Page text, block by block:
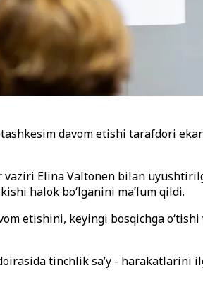
davom etishi tarafdori
Elina Valtonen bilan
halok bo‘lganini ma’lum qildi.
etishini, keyingi bosqichga
tinchlik sa’y - harakatlarini